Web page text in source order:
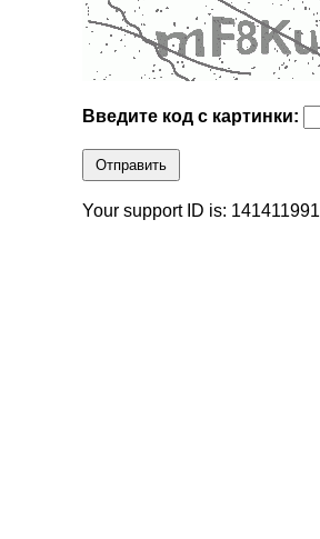
Введите код с картинки:
Отправить
Your support ID is: